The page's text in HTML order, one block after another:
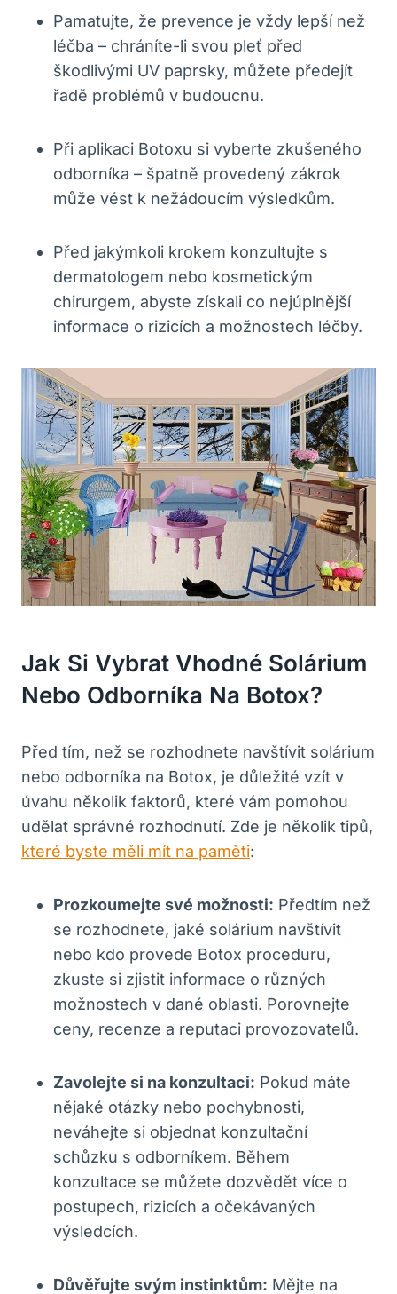
Pamatujte, že prevence je vždy lepší než
léčba – chráníte-li svou pleť před
škodlivými UV paprsky, můžete předejít
řadě problémů v budoucnu.
Při aplikaci Botoxu si vyberte zkušeného
odborníka – špatně provedený zákrok
může vést k nežádoucím výsledkům.
Před jakýmkoli krokem konzultujte s
dermatologem nebo kosmetickým
chirurgem, abyste získali co nejúplnější
informace o rizicích a možnostech léčby.
Jak Si Vybrat Vhodné Solárium
Nebo Odborníka Na Botox?
Před tím, než se rozhodnete navštívit solárium
nebo odborníka na Botox, je důležité vzít v
úvahu několik faktorů, které vám pomohou
udělat správné rozhodnutí. Zde je několik tipů,
které byste měli mít na paměti:
Prozkoumejte své možnosti: Předtím než
se rozhodnete, jaké solárium navštívit
nebo kdo provede Botox proceduru,
zkuste si zjistit informace o různých
možnostech v dané oblasti. Porovnejte
ceny, recenze a reputaci provozovatelů.
Zavolejte si na konzultaci: Pokud máte
nějaké otázky nebo pochybnosti,
neváhejte si objednat konzultační
schůzku s odborníkem. Během
konzultace se můžete dozvědět více o
postupech, rizicích a očekávaných
výsledcích.
Důvěřujte svým instinktům: Mějte na